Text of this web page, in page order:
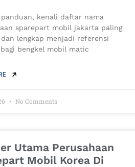
panduan, kenali daftar nama
sparepart mobil jakarta paling
lengkap menjadi referensi
bengkel mobil matic
No Comments
Utama Perusahaan
Mobil Korea Di